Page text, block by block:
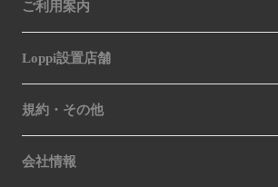
ご利用案内
Loppi設置店舗
規約・その他
会社情報